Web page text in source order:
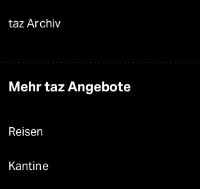
taz Archiv
Mehr taz Angebote
Reisen
Kantine